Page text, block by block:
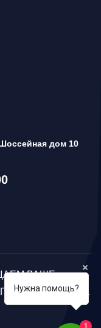
дом 10
ВАШЕ
ОТЛИЧАТЬСЯ.
Нужна помощь?
1